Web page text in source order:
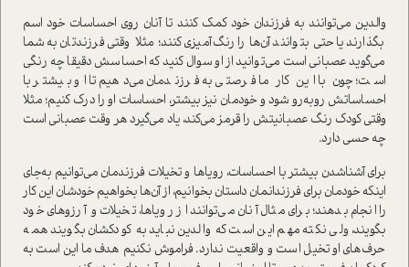
والدين مي‌توانند به فرزندان خود كمك كنند تا آنان روي احساسات خود اسم
بگذارند يا حتي بتوانند آن‌ها را رنگ‌آميزي كنند؛ ‌مثلا وقتي فرزندتان به شما
مي‌گويد عصباني است مي‌توانيد از او سوال كنيد كه احساسش دقيقا چه رنگي
است‌؛ چون با این کار ما فرصتي به فرزندمان می‌دهيم تا او بيشتر با
احساساتش روبه‌رو شود و‌ خودمان نيز بيشتر، احساسات او را درك كنيم؛ مثلا
وقتي‌ كودك رنگ عصبانيتش را قرمز مي‌كند، ياد مي‌گيرد هر وقت عصباني است
چه حسي دارد‌.
براي آشناشدن بيشتر با احساسات‌، روياها و تخيلات فرزندمان مي‌توانيم به‌جاي
اينكه خودمان‌ براي فرزندانمان‌ داستان بخوانيم، از آن‌ها بخواهيم خودشان اين كار
را انجام بدهند؛ برای مثال آنان مي‌توانند از روياها، تخيلات و آرزوهاي خود
بگويند، ولي نكته مهم اين است كه والدين نبايد به كودكشان بگويند همه
حرف‌های او تخيل است و واقعيت ندارد‌. فراموش نكنيم‌ هدف ما اين است به